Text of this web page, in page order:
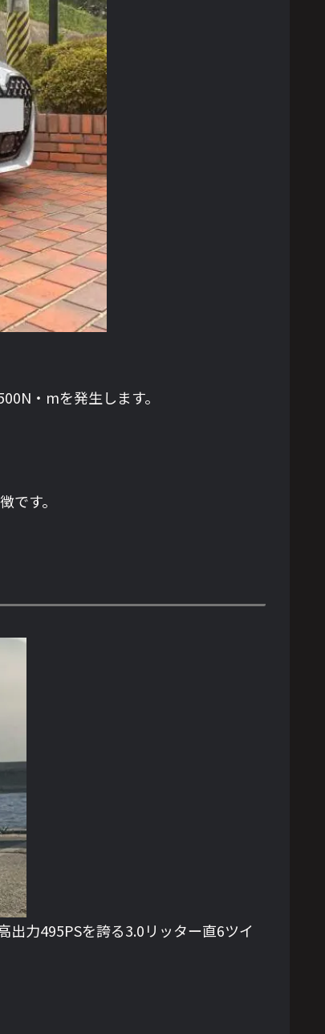
・mを発生します。
です。
出力495PSを誇る3.0リッター直6ツイ